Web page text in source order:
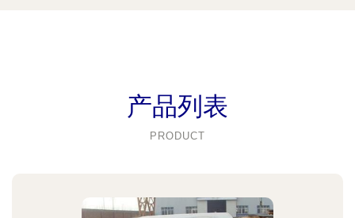
产品列表
PRODUCT